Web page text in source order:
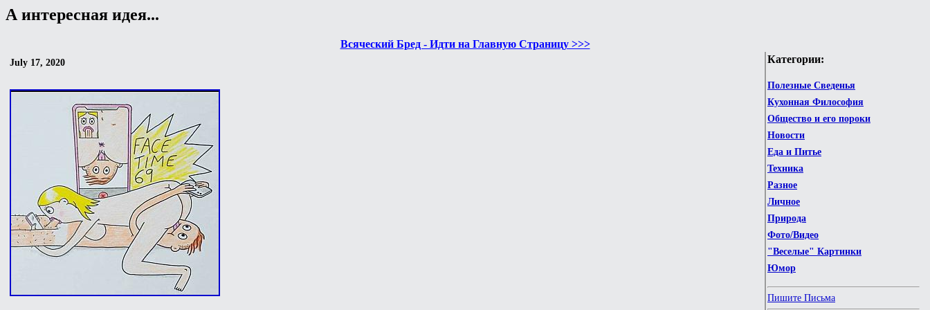
А интересная идея...
Всяческий Бред - Идти на Главную Страницу >>>
Категории:
Полезные Сведенья
Кухонная Философия
Общество и его пороки
Новости
Еда и Питье
Техника
Разное
Личное
Природа
Фото/Видео
"Веселые" Картинки
Юмор
Пишите Письма
July 17, 2020